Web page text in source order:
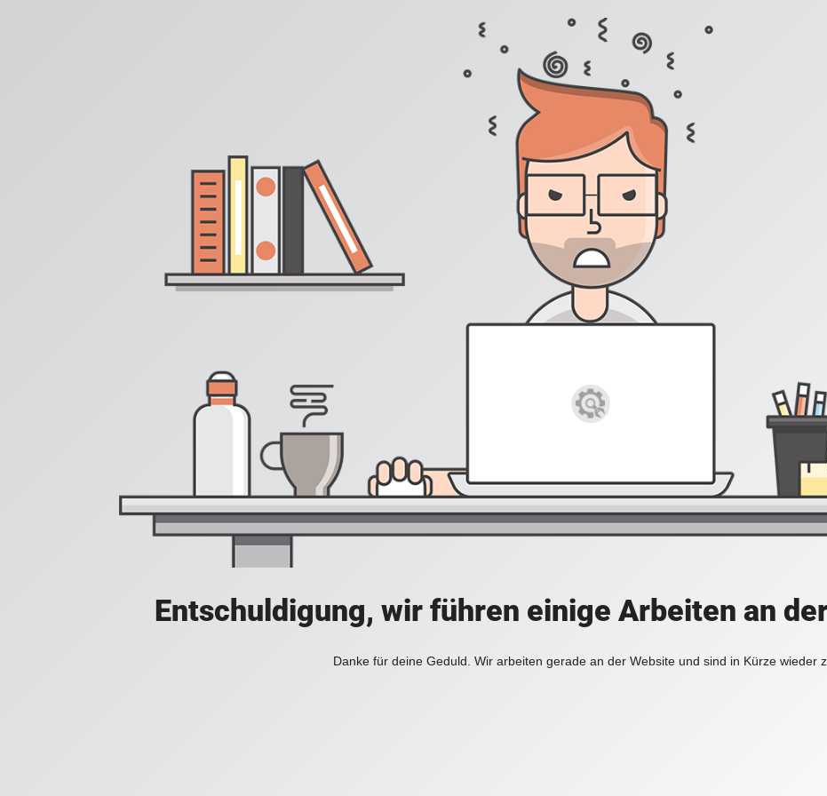
Entschuldigung, wir führen einige Arbeiten an
Danke für deine Geduld. Wir arbeiten gerade an der Website und sind in Kürze wieder